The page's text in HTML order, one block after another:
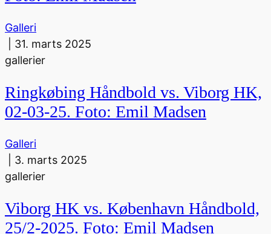
Galleri
31. marts 2025
gallerier
Ringkøbing Håndbold vs. Viborg HK,
02-03-25. Foto: Emil Madsen
Galleri
3. marts 2025
gallerier
Viborg HK vs. København Håndbold,
25/2-2025. Foto: Emil Madsen